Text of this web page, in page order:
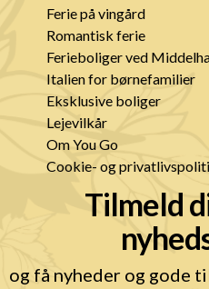
Ferie på vingård
Romantisk ferie
Ferieboliger ved
Italien for børnefamilier
Eksklusive boliger
Lejevilkår
Om You Go
Cookie- og
Tilmeld
og få nyheder og gode